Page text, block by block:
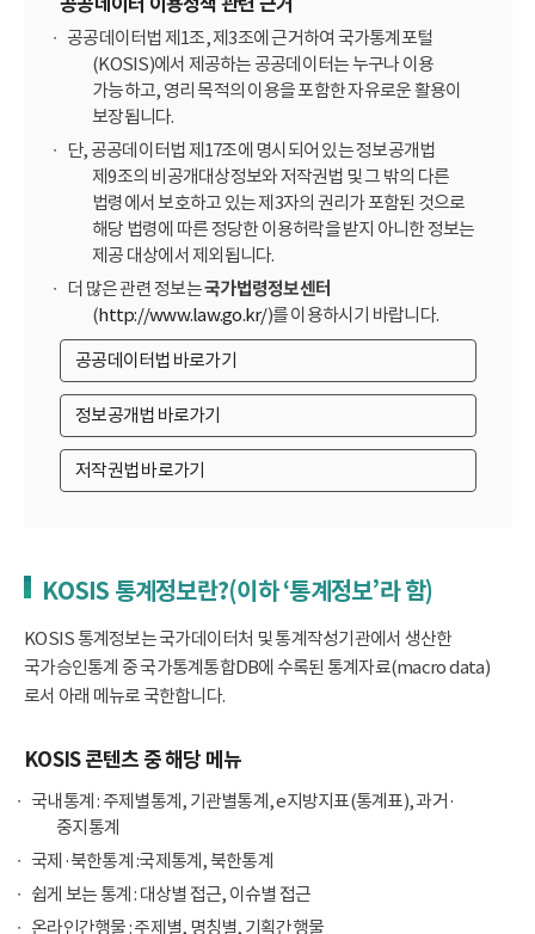
공공데이터법 제1조, 제3조에 근거하여 국가통계포털
(KOSIS)에서 제공하는 공공데이터는 누구나 이용
가능하고, 영리 목적의 이용을 포함한 자유로운 활용이
보장됩니다.
단, 공공데이터법 제17조에 명시되어 있는 정보공개법
제9조의 비공개대상정보와 저작권법 및 그 밖의 다른
법령에서 보호하고 있는 제3자의 권리가 포함된 것으로
해당 법령에 따른 정당한 이용허락을 받지 아니한 정보는
제공 대상에서 제외됩니다.
더 많은 관련 정보는국가법령정보센터
(http://www.law.go.kr/)를 이용하시기 바랍니다.
공공데이터법 바로가기
정보공개법 바로가기
저작권법 바로가기
KOSIS 통계정보란?(이하 ‘통계정보’라 함)
KOSIS 통계정보는 국가데이터처 및 통계작성기관에서 생산한
국가승인통계 중 국가통계통합DB에 수록된 통계자료(macro data)
로서 아래 메뉴로 국한합니다.
KOSIS 콘텐츠 중 해당 메뉴
국내통계 : 주제별통계, 기관별통계, e지방지표(통계표), 과거·
중지통계
국제·북한통계 :국제통계, 북한통계
쉽게 보는 통계 : 대상별 접근, 이슈별 접근
온라인간행물 : 주제별, 명칭별, 기획간행물